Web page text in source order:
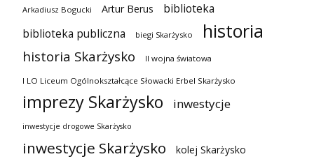
Arkadiusz Bogucki Artur Berus
biblioteka
biblioteka publiczna
biegi Skarżysko historia
historia Skarżysko II wojna światowa
I LO Liceum Ogólnokształcące Słowacki Erbel Skarżysko
imprezy Skarżysko inwestycje
inwestycje drogowe Skarżysko
inwestycje Skarżysko kolej Skarżysko